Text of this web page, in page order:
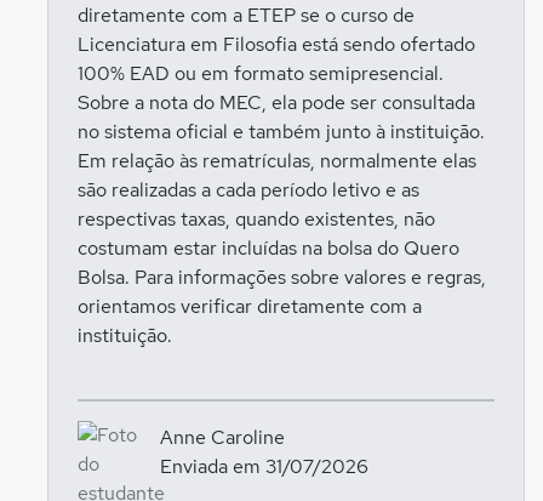
diretamente com a ETEP se o curso de
Licenciatura em Filosofia está sendo ofertado
100% EAD ou em formato semipresencial.
Sobre a nota do MEC, ela pode ser consultada
no sistema oficial e também junto à instituição.
Em relação às rematrículas, normalmente elas
são realizadas a cada período letivo e as
respectivas taxas, quando existentes, não
costumam estar incluídas na bolsa do Quero
Bolsa. Para informações sobre valores e regras,
orientamos verificar diretamente com a
instituição.
Anne Caroline
Enviada em 31/07/2026